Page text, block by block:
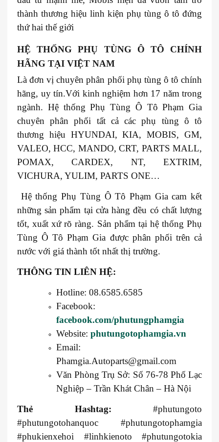
thành thương hiệu linh kiện phụ tùng ô tô đứng
thứ hai thế giới
HỆ THỐNG PHỤ TÙNG Ô TÔ CHÍNH
HÃNG TẠI VIỆT NAM
Là đơn vị chuyên phân phối phụ tùng ô tô chính
hãng, uy tín.Với kinh nghiệm hơn 17 năm trong
ngành. Hệ thống Phụ Tùng Ô Tô Phạm Gia
chuyên phân phối tất cả các phụ tùng ô tô
thương hiệu HYUNDAI, KIA, MOBIS, GM,
VALEO, HCC, MANDO, CRT, PARTS MALL,
POMAX, CARDEX, NT, EXTRIM,
VICHURA, YULIM, PARTS ONE…
Hệ thống Phụ Tùng Ô Tô Phạm Gia cam kết
những sản phẩm tại cửa hàng đều có chất lượng
tốt, xuất xứ rõ ràng. Sản phẩm tại hệ thống Phụ
Tùng Ô Tô Phạm Gia được phân phối trên cả
nước với giá thành tốt nhất thị trường.
THÔNG TIN LIÊN HỆ:
Hotline: 08.6585.6585
Facebook:
facebook.com/phutungphamgia
Website: phutungotophamgia.vn
Email:
Phamgia.Autoparts@gmail.com
Văn Phòng Trụ Sở: Số 76-78 Phố Lạc
Nghiệp – Trần Khát Chân – Hà Nội
Thẻ Hashtag: #phutungoto
#phutungotohanquoc #phutungotophamgia
#phukienxehoi #linhkienoto #phutungotokia